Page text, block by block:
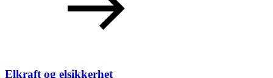
Elkraft og elsikkerhet